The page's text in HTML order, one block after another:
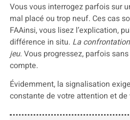
Vous vous interrogez parfois sur
mal placé ou trop neuf. Ces cas
FAAinsi, vous lisez l’explication,
différence in situ. La
jeu. Vous progressez, parfois
compte.
Évidemment, la signalisation
constante de votre attention et de